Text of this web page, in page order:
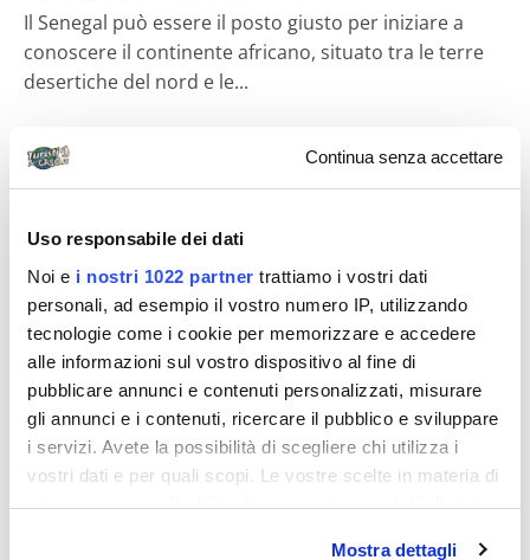
Continua senza accettare
Uso responsabile dei dati
Noi e i nostri 1022 partner trattiamo i vostri dati
personali, ad esempio il vostro numero IP, utilizzando
tecnologie come i cookie per memorizzare e accedere
alle informazioni sul vostro dispositivo al fine di
pubblicare annunci e contenuti personalizzati, misurare
gli annunci e i contenuti, ricercare il pubblico e sviluppare
i servizi. Avete la possibilità di scegliere chi utilizza i
vostri dati e per quali scopi. Le vostre scelte in materia di
privacy sono applicabili solo su questa proprietà digitale
Mostra dettagli
Il Senegal può essere il posto giusto per iniziare a
conoscere il continente africano, situato tra le terre
desertiche del nord e le...
Diari di viaggio
MIRELLA65
Il sorriso del Senegal 2
04/09/07 ore 00.00 Arrivo a Dakar Tutto liscio. I
bagagli ci sono tutti, e un servizievole omino nero con